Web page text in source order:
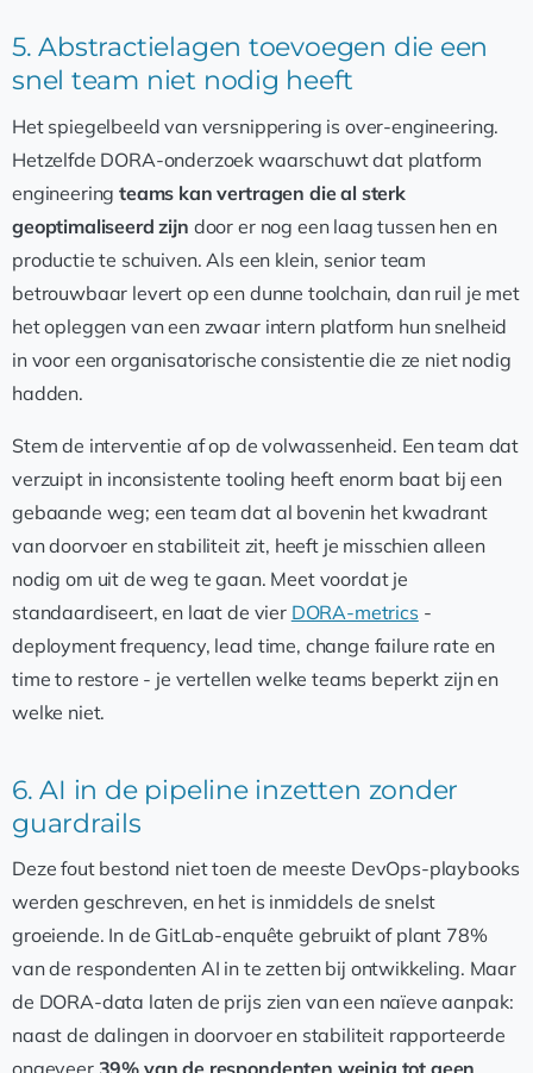
5. Abstractielagen toevoegen die een
snel team niet nodig heeft
Het spiegelbeeld van versnippering is over-engineering.
Hetzelfde DORA-onderzoek waarschuwt dat platform
engineeringteams kan vertragen die al sterk
geoptimaliseerd zijn door er nog een laag tussen hen en
productie te schuiven. Als een klein, senior team
betrouwbaar levert op een dunne toolchain, dan ruil je met
het opleggen van een zwaar intern platform hun snelheid
in voor een organisatorische consistentie die ze niet nodig
hadden.
Stem de interventie af op de volwassenheid. Een team dat
verzuipt in inconsistente tooling heeft enorm baat bij een
gebaande weg; een team dat al bovenin het kwadrant
van doorvoer en stabiliteit zit, heeft je misschien alleen
nodig om uit de weg te gaan. Meet voordat je
standaardiseert, en laat de vier DORA-metrics -
deployment frequency, lead time, change failure rate en
time to restore - je vertellen welke teams beperkt zijn en
welke niet.
6. AI in de pipeline inzetten zonder
guardrails
Deze fout bestond niet toen de meeste DevOps-playbooks
werden geschreven, en het is inmiddels de snelst
groeiende. In de GitLab-enquête gebruikt of plant 78%
van de respondenten AI in te zetten bij ontwikkeling. Maar
de DORA-data laten de prijs zien van een naïeve aanpak:
naast de dalingen in doorvoer en stabiliteit rapporteerde